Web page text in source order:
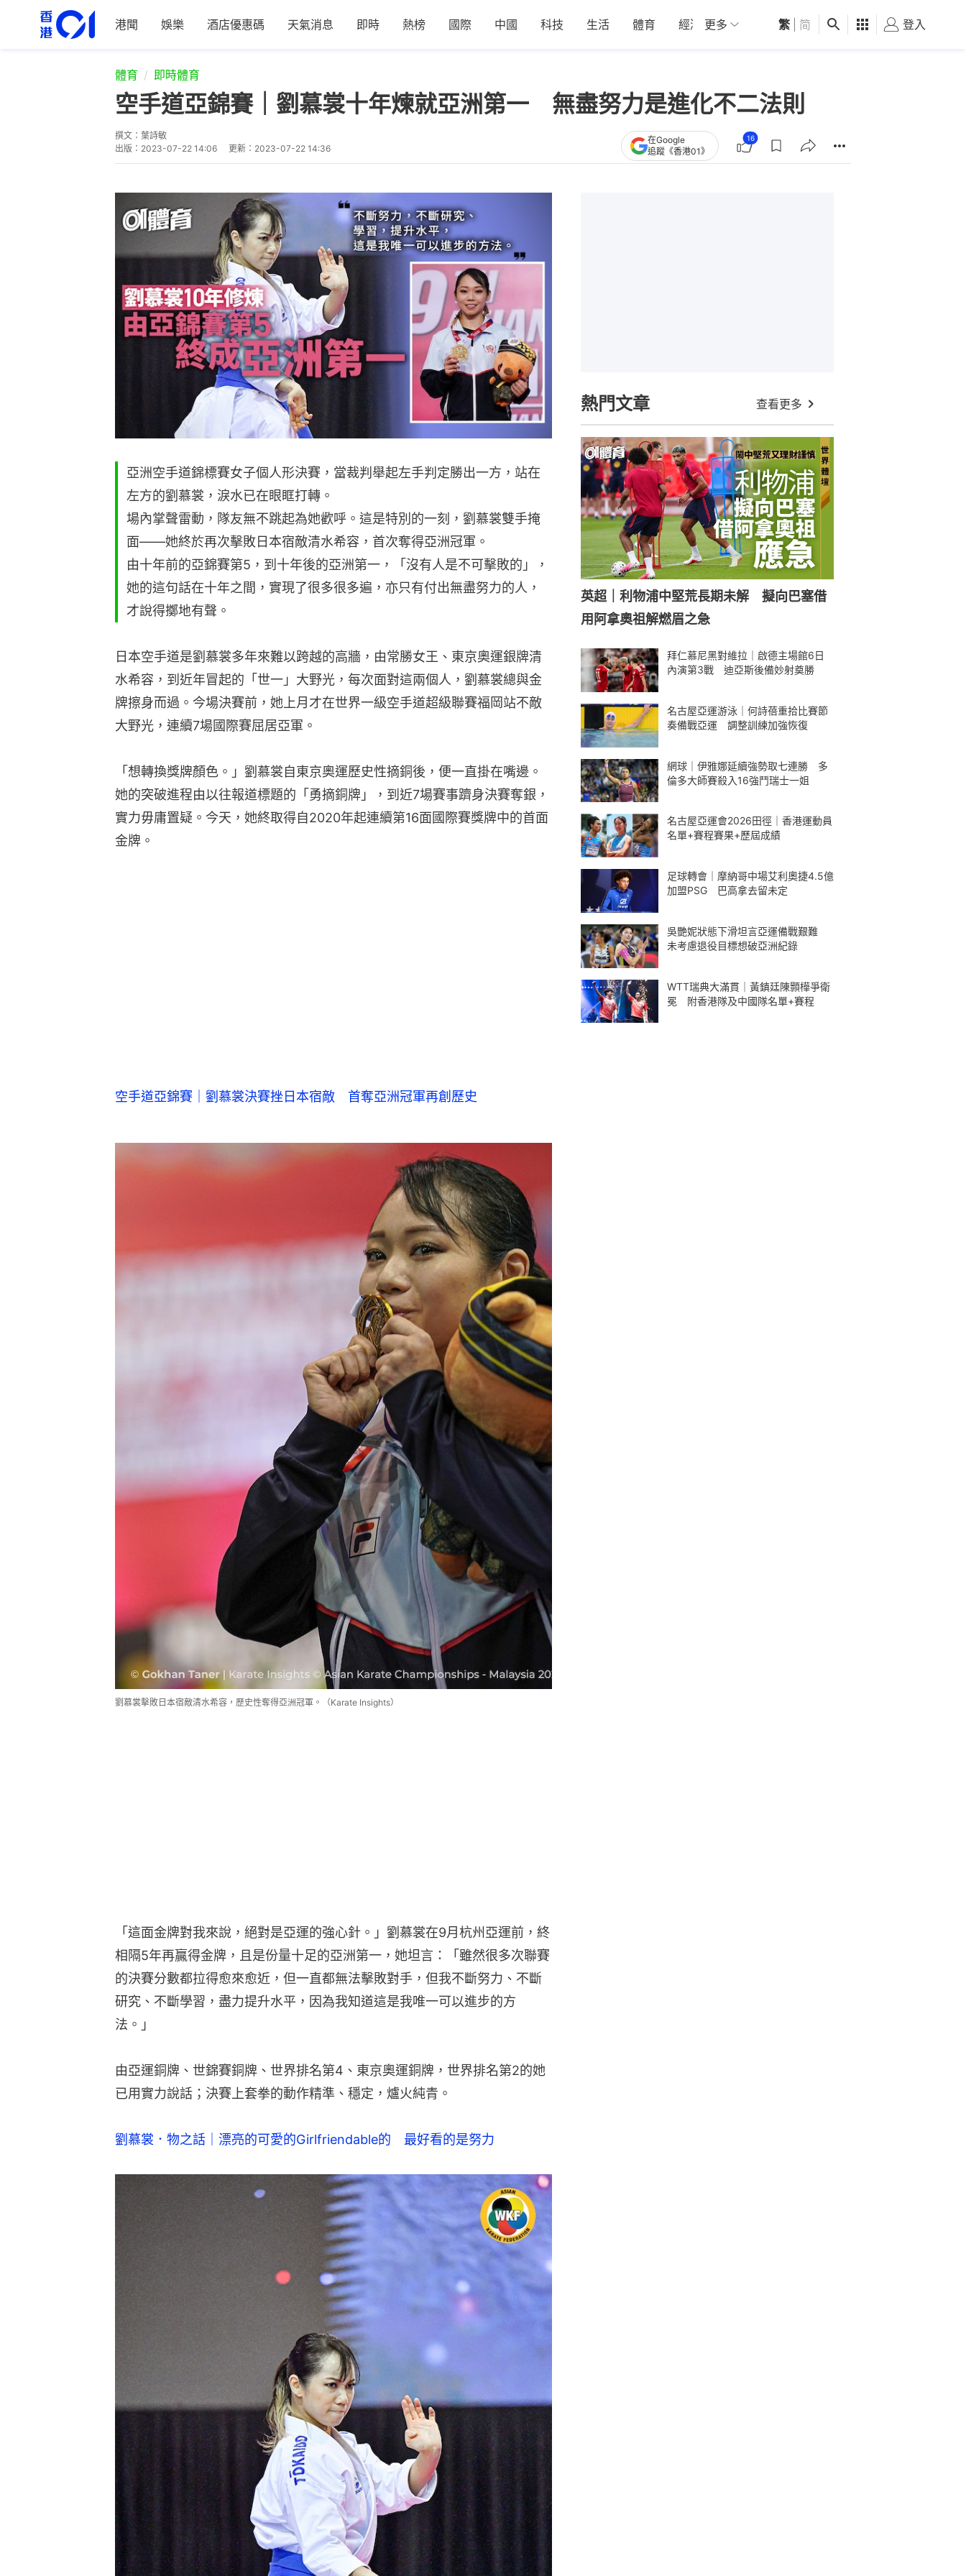
港聞 娛樂 酒店優惠碼 天氣消息 即時 熱榜 國際 中國 科技 生活 體育 經濟 01深圳 觀點 健康 好食玩飛
更多 繁 简 登入
體育 即時體育
空手道亞錦賽｜劉慕裳十年煉就亞洲第一 無盡努力是進化不二法則
撰文： 葉詩敏
出版： 2023-07-22 14:06 更新： 2023-07-22 14:36
在Google
追蹤《香港01》
16
亞洲空手道錦標賽女子個人形決賽，當裁判舉起左手判定勝出一方，站在
左方的劉慕裳，淚水已在眼眶打轉。
場內掌聲雷動，隊友無不跳起為她歡呼。這是特別的一刻，劉慕裳雙手掩
面——她終於再次擊敗日本宿敵清水希容，首次奪得亞洲冠軍。
由十年前的亞錦賽第5，到十年後的亞洲第一，「沒有人是不可擊敗的」，
她的這句話在十年之間，實現了很多很多遍，亦只有付出無盡努力的人，
才說得擲地有聲。
日本空手道是劉慕裳多年來難以跨越的高牆，由常勝女王、東京奧運銀牌清
水希容，到近年冒起的「世一」大野光，每次面對這兩個人，劉慕裳總與金
牌擦身而過。今場決賽前，她上月才在世界一級空手道超級聯賽福岡站不敵
大野光，連續7場國際賽屈居亞軍。
「想轉換獎牌顏色。」劉慕裳自東京奧運歷史性摘銅後，便一直掛在嘴邊。
她的突破進程由以往報道標題的「勇摘銅牌」，到近7場賽事躋身決賽奪銀，
實力毋庸置疑。今天，她終取得自2020年起連續第16面國際賽獎牌中的首面
金牌。
空手道亞錦賽｜劉慕裳決賽挫日本宿敵 首奪亞洲冠軍再創歷史
劉慕裳擊敗日本宿敵清水希容，歷史性奪得亞洲冠軍。（Karate Insights）
「這面金牌對我來說，絕對是亞運的強心針。」劉慕裳在9月杭州亞運前，終
相隔5年再贏得金牌，且是份量十足的亞洲第一，她坦言：「雖然很多次聯賽
的決賽分數都拉得愈來愈近，但一直都無法擊敗對手，但我不斷努力、不斷
研究、不斷學習，盡力提升水平，因為我知道這是我唯一可以進步的方
法。」
由亞運銅牌、世錦賽銅牌、世界排名第4、東京奧運銅牌，世界排名第2的她
已用實力說話；決賽上套拳的動作精準、穩定，爐火純青。
劉慕裳．物之話｜漂亮的可愛的Girlfriendable的　最好看的是努力
熱門文章 查看更多
英超｜利物浦中堅荒長期未解 擬向巴塞借
用阿拿奧祖解燃眉之急
拜仁慕尼黑對維拉｜啟德主場館6日
內演第3戰 迪亞斯後備妙射奠勝
名古屋亞運游泳｜何詩蓓重拾比賽節
奏備戰亞運 調整訓練加強恢復
網球｜伊雅娜延續強勢取七連勝 多
倫多大師賽殺入16強鬥瑞士一姐
名古屋亞運會2026田徑｜香港運動員
名單+賽程賽果+歷屆成績
足球轉會｜摩納哥中場艾利奧捷4.5億
加盟PSG 巴高拿去留未定
吳艷妮狀態下滑坦言亞運備戰艱難
未考慮退役目標想破亞洲紀錄
WTT瑞典大滿貫｜黃鎮廷陳顥樺爭衛
冕 附香港隊及中國隊名單+賽程